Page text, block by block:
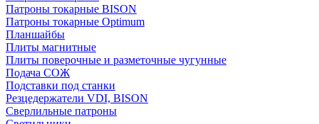
Патроны токарные BISON
Патроны токарные Optimum
Планшайбы
Плиты магнитные
Плиты поверочные и разметочные чугунные
Подача СОЖ
Подставки под станки
Резцедержатели VDI, BISON
Сверлильные патроны